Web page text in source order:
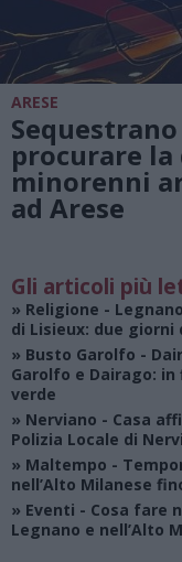
ARESE
procurare
minorenni
ad Arese
Gli articoli più
» Religione -
di Lisieux: due
» Busto Garolfo -
Garolfo e Dairago:
verde
» Nerviano - Casa
Polizia Locale di
» Maltempo -
nell’Alto Milanese
» Eventi - Cosa fare
Legnano e nell’Alto